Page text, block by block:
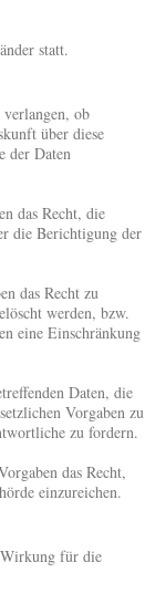
statt.
verlangen, ob
über diese
der Daten
das Recht, die
die Berichtigung der
das Recht zu
werden, bzw.
eine Einschränkung
Daten, die
Vorgaben zu
zu fordern.
das Recht,
einzureichen.
für die